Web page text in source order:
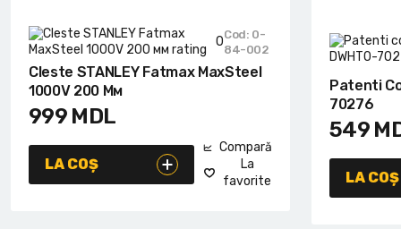
0Cod: 0-
84-002
Cleste STANLEY Fatmax MaxSteel
1000V 200 Мм
999 MDL
LA COȘ
Compară
La
favorite
Patenti
70276
549
LA COȘ